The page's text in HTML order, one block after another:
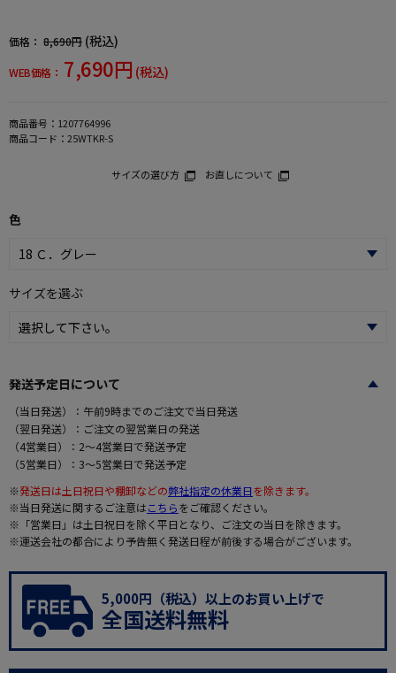
価格： 8,690円 (税込)
WEB価格： 7,690円 (税込)
商品番号： 1207764996
商品コード： 25WTKR-S
サイズの選び方 お直しについて
色
サイズを選ぶ
発送予定日について
（当日発送）：午前9時までのご注文で当日発送
（翌日発送）：ご注文の翌営業日の発送
（4営業日）：2～4営業日で発送予定
（5営業日）：3～5営業日で発送予定
※発送日は土日祝日や棚卸などの弊社指定の休業日を除きます。
※当日発送に関するご注意はこちらをご確認ください。
※「営業日」は土日祝日を除く平日となり、ご注文の当日を除きます。
※運送会社の都合により予告無く発送日程が前後する場合がございます。
5,000円（税込）以上のお買い上げで
全国送料無料